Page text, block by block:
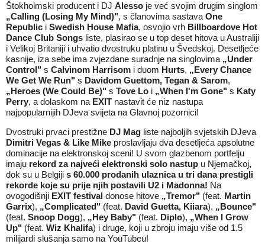
Štokholmski producent i DJ Alesso je već svojim drugim singlom
„Calling (Losing My Mind)", s članovima sastava One
Republic i Swedish House Mafia, osvojio vrh Billboardove Hot
Dance Club Songs liste, plasirao se u top deset hitova u Australiji
i Velikoj Britaniji i uhvatio dvostruku platinu u Švedskoj. Desetljeće
kasnije, iza sebe ima zvjezdane suradnje na singlovima „Under
Control" s Calvinom Harrisom i duom Hurts, „Every Chance
We Get We Run" s Davidom Guettom, Tegan & Sarom,
„Heroes (We Could Be)" s Tove Lo i „When I'm Gone" s Katy
Perry, a dolaskom na EXIT nastavit će niz nastupa
najpopularnijih DJeva svijeta na Glavnoj pozornici!
Dvostruki prvaci prestižne DJ Mag liste najboljih svjetskih DJeva
Dimitri Vegas & Like Mike proslavljaju dva desetljeća apsolutne
dominacije na elektronskoj sceni! U svom glazbenom portfelju
imaju rekord za najveći elektronski solo nastup u Njemačkoj,
dok su u Belgiji s 60.000 prodanih ulaznica u tri dana prestigli
rekorde koje su prije njih postavili U2 i Madonna! Na
ovogodišnji EXIT festival donose hitove „Tremor" (feat. Martin
Garrix), „Complicated" (feat. David Guetta, Kiiara), „Bounce"
(feat. Snoop Dogg), „Hey Baby" (feat. Diplo), „When I Grow
Up" (feat. Wiz Khalifa) i druge, koji u zbroju imaju više od 1.5
milijardi slušanja samo na YouTubeu!